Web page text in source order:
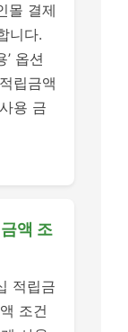
몰 결제
니다.
옵션
립금액
용 금
액 조
적립금
조건